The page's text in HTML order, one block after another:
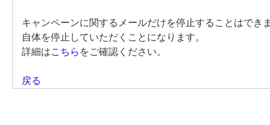
キャンペーンに関するメールだけを停止することはで
自体を停止していただくことになります。
詳細はこちらをご確認ください。
戻る